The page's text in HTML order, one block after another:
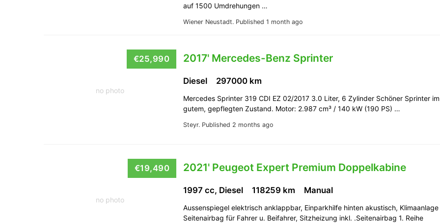
Wiener Neustadt. Published 1 month ago
auf 1500 Umdrehungen …
no photo
€25,990 2017' Mercedes-Benz Sprinter
Steyr. Published 2 months ago
Diesel 297000 km
Mercedes Sprinter 319 CDI EZ 02/2017 3.0 Liter, 6 Zylinder Schöner Sprinter
gutem, gepflegten Zustand. Motor: 2.987 cm³ / 140 kW (190 PS) …
no photo
€19,490 2021' Peugeot Expert Premium Doppelkabine
1997 cc, Diesel 118259 km Manual
Aussenspiegel elektrisch anklappbar, Einparkhilfe hinten akustisch, Klimaanlage
Seitenairbag für Fahrer u. Beifahrer, Sitzheizung inkl. .Seitenairbag 1. Reihe